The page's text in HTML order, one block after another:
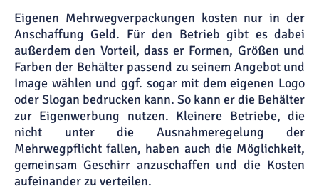
Eigenen Mehrwegverpackungen kosten nur in der
Anschaffung Geld. Für den Betrieb gibt es dabei
außerdem den Vorteil, dass er Formen, Größen und
Farben der Behälter passend zu seinem Angebot und
Image wählen und ggf. sogar mit dem eigenen Logo
oder Slogan bedrucken kann. So kann er die Behälter
zur Eigenwerbung nutzen. Kleinere Betriebe, die
nicht unter die Ausnahmeregelung der
Mehrwegpflicht fallen, haben auch die Möglichkeit,
gemeinsam Geschirr anzuschaffen und die Kosten
aufeinander zu verteilen.